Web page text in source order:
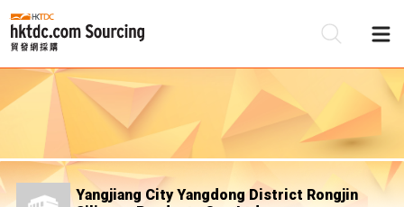
Yangjiang City Yangdong District Rongjin